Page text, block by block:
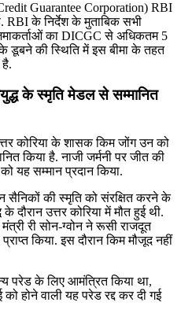
Guarantee Corporation) RBI
RBI के निर्देश के मुताबिक सभी
का DICGC से अधिकतम 5
डूबने की स्थिति में इस बीमा के तहत
है.
के स्मृति मेडल से सम्मानित
कोरिया के शासक किम जोंग उन को
किया है. नाजी जर्मनी पर जीत की
यह सम्मान प्रदान किया.
की स्मृति को संरक्षित करने के
के दौरान उत्तर कोरिया में मौत हुई थी.
री सोन-ग्वोन ने रूसी राजदूत
किया. इस दौरान किम मौजूद नहीं
परेड के लिए आमंत्रित किया था,
होने वाली यह परेड रद्द कर दी गई